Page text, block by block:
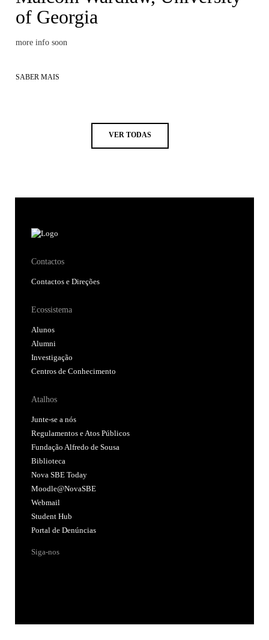
of Georgia
more info soon
SABER MAIS
VER TODAS
Contactos
Contactos e Direções
Ecossistema
Alunos
Alumni
Investigação
Centros de Conhecimento
Atalhos
Junte-se a nós
Regulamentos e Atos Públicos
Fundação Alfredo de Sousa
Biblioteca
Nova SBE Today
Moodle@NovaSBE
Webmail
Student Hub
Portal de Denúncias
Siga-nos